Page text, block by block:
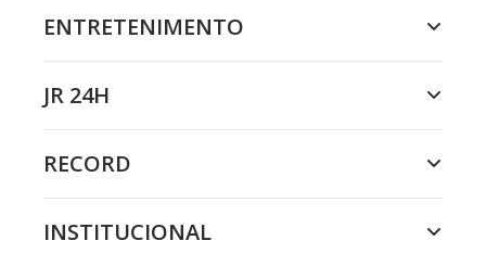
ENTRETENIMENTO
JR 24H
RECORD
INSTITUCIONAL